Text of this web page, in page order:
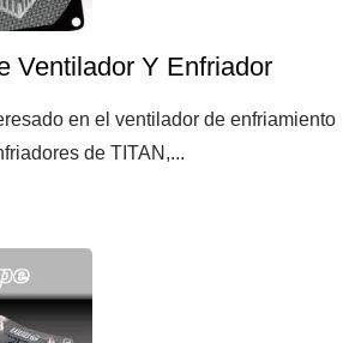
Ventilador Y Enfriador
en el ventilador de enfriamiento
de TITAN,...